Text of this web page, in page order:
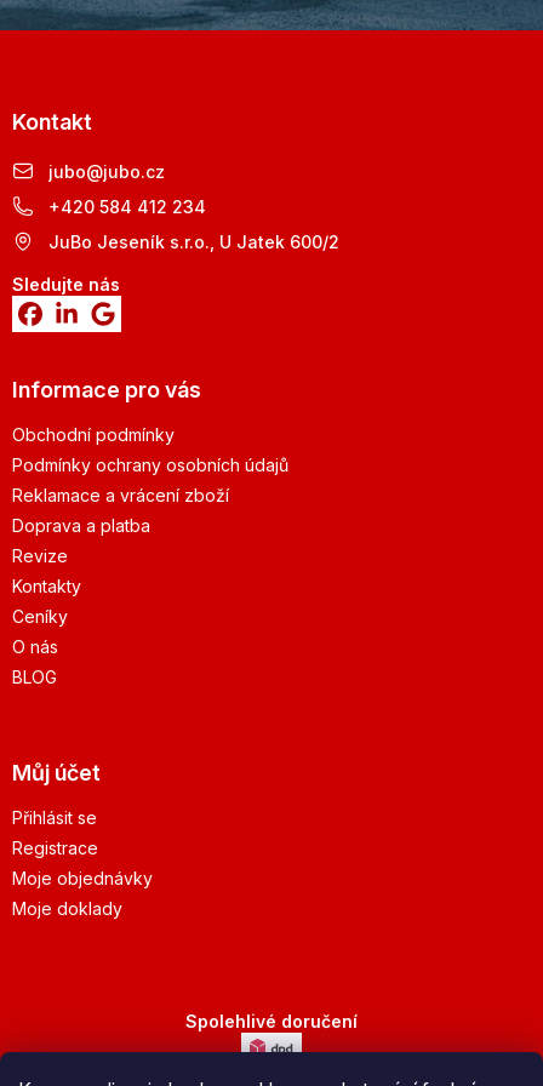
Kontakt
jubo@jubo.cz
+420 584 412 234
JuBo Jeseník s.r.o., U Jatek 600/2
Sledujte nás
Informace pro vás
Obchodní podmínky
Podmínky ochrany osobních údajů
Reklamace a vrácení zboží
Doprava a platba
Revize
Kontakty
Ceníky
O nás
BLOG
Můj účet
Přihlásit se
Registrace
Moje objednávky
Moje doklady
Spolehlivé doručení